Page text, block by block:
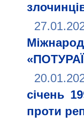
січень
проти